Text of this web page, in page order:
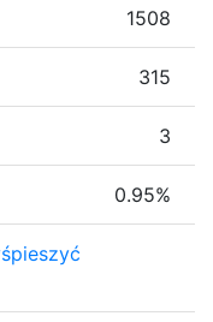
1508
315
3
0.95%